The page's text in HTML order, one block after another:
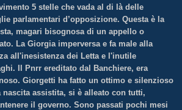
5 stelle che vada al di là delle
parlamentari d’opposizione. Questa è la
magari bisognosa di un appello o
La Giorgia imperversa e fa male alla
all'inesistenza dei Letta e l'inutile
Il Pnrr ereditato dal Banchiere, era
Giorgetti ha fatto un ottimo e silenzioso
assistita, si è alleato con tutti,
il governo. Sono passati pochi mesi